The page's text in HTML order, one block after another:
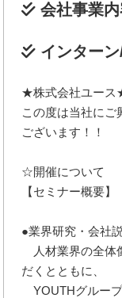
会社事業
インター
★株式会社ユース
この度は当社にご
ございます！！
☆開催について
【セミナー概要】
●業界研究・会社
人材業界の全体
だくとともに、
YOUTHグルー